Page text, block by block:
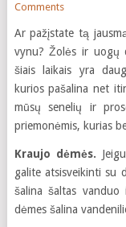
Comments
Ar pažįstate tą
vynu? Žolės ir uogų
šiais laikais yra
kurios pašalina net
mūsų senelių ir
priemonėmis, kurias
Kraujo dėmės.
galite atsisveikinti su
šalina šaltas vanduo
dėmes šalina